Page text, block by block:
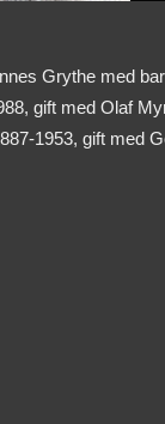
Grythe med
gift med Olaf
1953, gift med